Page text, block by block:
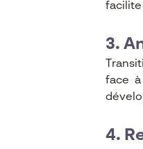
facilite
3.
face à
4.